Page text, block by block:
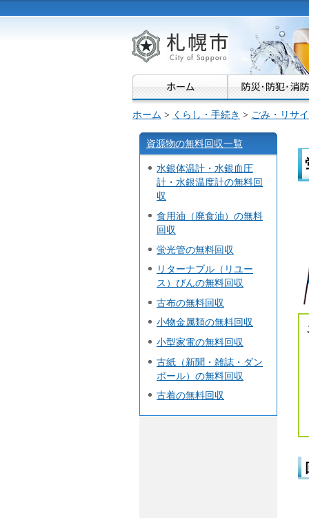
札幌市
ホーム > くらし・手続き > ごみ・リサ
資源物の無料回収一覧
水銀体温計・水銀血圧
計・水銀温度計の無料回
収
食用油（廃食油）の無料
回収
蛍光管の無料回収
リターナブル（リユー
ス）びんの無料回収
古布の無料回収
小物金属類の無料回収
小型家電の無料回収
古紙（新聞・雑誌・ダン
ボール）の無料回収
古着の無料回収